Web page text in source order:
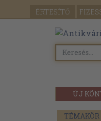
ÉRTESÍTŐ
ÚJ
TÉMAKÖR